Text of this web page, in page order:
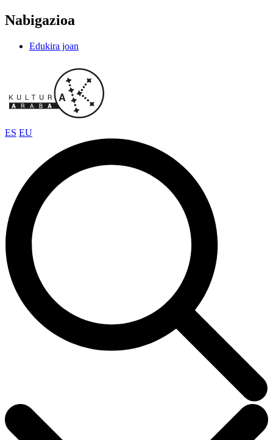
Nabigazioa
Edukira joan
ES EU